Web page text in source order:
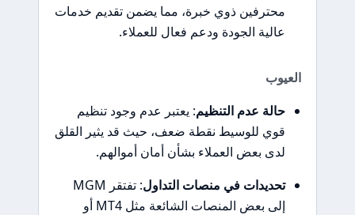
محترفين ذوي خبرة، مما يضمن تقديم خدمات
عالية الجودة ودعم فعال للعملاء.
العيوب
حالة عدم التنظيم: يعتبر عدم وجود تنظيم
قوي للوسيط نقطة ضعف، حيث قد يثير القلق
لدى بعض العملاء بشأن أمان أموالهم.
تحديدات في منصات التداول
: تفتقر MGM
إلى بعض المنصات الشائعة مثل MT4 أو